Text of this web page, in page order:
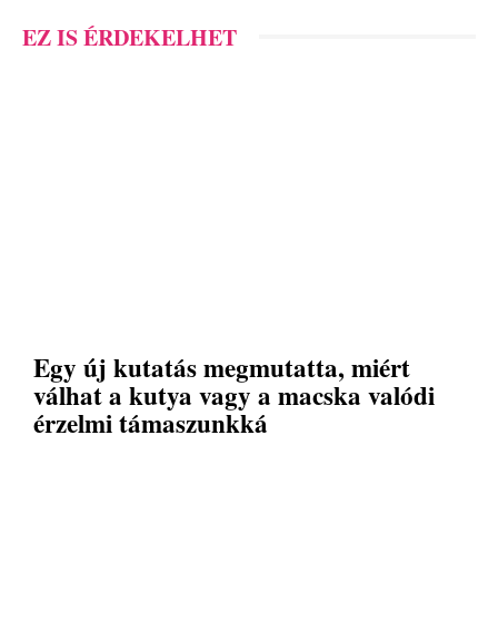
EZ IS ÉRDEKELHET
Egy új kutatás megmutatta, miért
válhat a kutya vagy a macska valódi
érzelmi támaszunkká